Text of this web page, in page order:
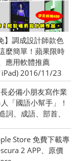
】調成設計師款色
麼簡單！蘋果限時
應用軟體推薦
iPad) 2016/11/23
長必備小朋友寫作業
「國語小幫手」！
詞、成語、部首、
Store 免費下載專
2 APP、原價